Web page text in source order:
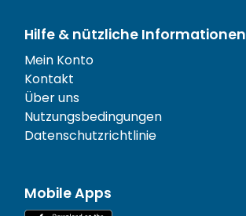
Hilfe & nützliche Informationen
Mein Konto
Kontakt
Über uns
Nutzungsbedingungen
Datenschutzrichtlinie
Mobile Apps